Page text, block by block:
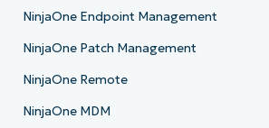
NinjaOne Endpoint Management
NinjaOne Patch Management
NinjaOne Remote
NinjaOne MDM